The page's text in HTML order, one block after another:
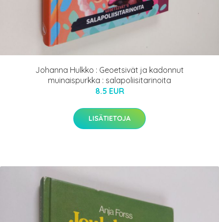
Johanna Hulkko : Geoetsivät ja kadonnut
muinaispurkka : salapoliisitarinoita
8.5 EUR
LISÄTIETOJA